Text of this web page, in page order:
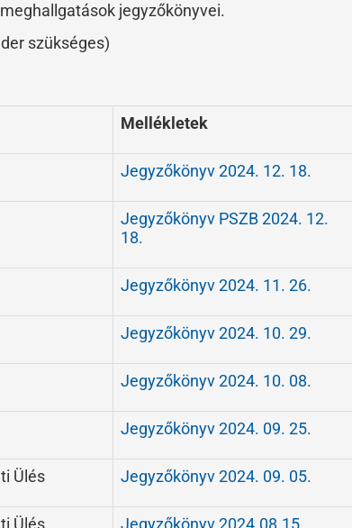
jegyzőkönyvei.
szükséges)
Mellékletek
Jegyzőkönyv 2024. 12. 18.
Jegyzőkönyv PSZB 2024. 12.
18.
Jegyzőkönyv 2024. 11. 26.
Jegyzőkönyv 2024. 10. 29.
Jegyzőkönyv 2024. 10. 08.
Jegyzőkönyv 2024. 09. 25.
Ülés Jegyzőkönyv 2024. 09. 05.